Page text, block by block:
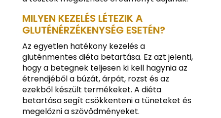
MILYEN KEZELÉS LÉTEZIK A
GLUTÉNÉRZÉKENYSÉG ESETÉN?
Az egyetlen hatékony kezelés a
gluténmentes diéta betartása. Ez azt jelenti,
hogy a betegnek teljesen ki kell hagynia az
étrendjéből a búzát, árpát, rozst és az
ezekből készült termékeket. A diéta
betartása segít csökkenteni a tüneteket és
megelőzni a szövődményeket.